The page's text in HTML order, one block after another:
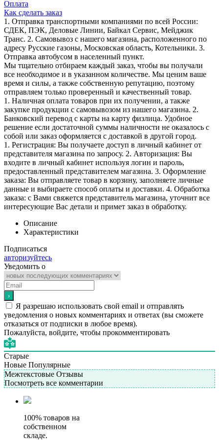
Оплата
Как сделать заказ
1. Отправка транспортными компаниями по всей России:
СДЕК, ПЭК, Деловые Линии, Байкал Сервис, Мейджик
Транс. 2. Самовывоз с нашего магазина, расположенного по
адресу Русские газоны, Московская область, Котельники. 3.
Отправка автобусом в населенный пункт.
Мы тщательно отбираем каждый заказ, чтобы вы получали
все необходимое и в указанном количестве. Мы ценим ваше
время и силы, а также собственную репутацию, поэтому
отправляем только проверенный и качественный товар.
1. Наличная оплата товаров при их получении, а также
закупке продукции с самовывозом из нашего магазина. 2.
Банковский перевод с карты на карту физлица. Удобное
решение если достаточной суммы наличности не оказалось с
собой или заказ оформляется с доставкой в другой город.
1. Регистрация: Вы получаете доступ в личный кабинет от
представителя магазина по запросу. 2. Авторизация: Вы
входите в личный кабинет используя логин и пароль,
предоставленный представителем магазина. 3. Оформление
заказа: Вы отправляете товар в корзину, заполняете личные
данные и выбираете способ оплаты и доставки. 4. Обработка
заказа: с Вами свяжется представитель магазина, уточнит все
интересующие Вас детали и примет заказ в обработку.
Описание
Характеристики
Подписаться
авторизуйтесь
Уведомить о
Я разрешаю использовать свой email и отправлять
уведомления о новых комментариях и ответах (вы cможете
отказаться от подписки в любое время).
Пожалуйста, войдите, чтобы прокомментировать
Старые
Новые Популярные
Межтекстовые Отзывы
Посмотреть все комментарии
100% товаров на
собственном
складе.